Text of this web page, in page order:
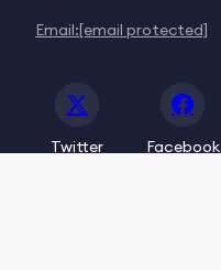
Email:[email protected]
Twitter Facebook